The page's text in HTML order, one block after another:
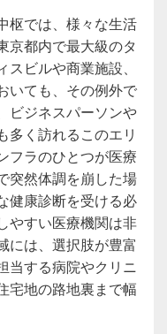
枢では、様々な生活
京都内で最大級のタ
ビルや商業施設、
いても、その例外で
ビジネスパーソンや
多く訪れるこのエリ
フラのひとつが医療
突然体調を崩した場
健康診断を受ける必
やすい医療機関は非
には、選択肢が豊富
当する病院やクリニ
宅地の路地裏まで幅